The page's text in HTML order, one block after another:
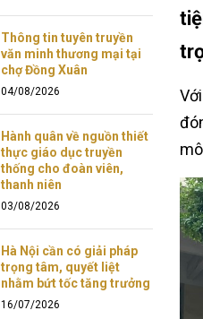
Thông tin tuyên truyền
văn minh thương mại tại
chợ Đồng Xuân
04/08/2026
Hành quân về nguồn thiết
thực giáo dục truyền
thống cho đoàn viên,
thanh niên
03/08/2026
Hà Nội cần có giải pháp
trọng tâm, quyết liệt
nhằm bứt tốc tăng trưởng
16/07/2026